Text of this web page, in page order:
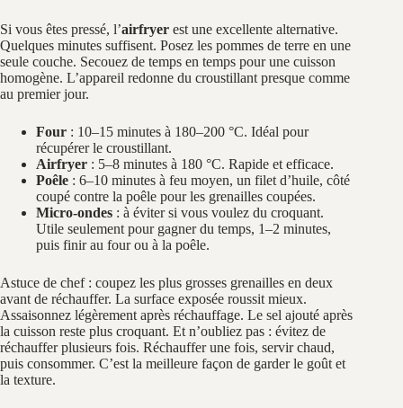
Si vous êtes pressé, l’airfryer est une excellente alternative.
Quelques minutes suffisent. Posez les pommes de terre en une
seule couche. Secouez de temps en temps pour une cuisson
homogène. L’appareil redonne du croustillant presque comme
au premier jour.
Four : 10–15 minutes à 180–200 °C. Idéal pour
récupérer le croustillant.
Airfryer : 5–8 minutes à 180 °C. Rapide et efficace.
Poêle : 6–10 minutes à feu moyen, un filet d’huile, côté
coupé contre la poêle pour les grenailles coupées.
Micro-ondes : à éviter si vous voulez du croquant.
Utile seulement pour gagner du temps, 1–2 minutes,
puis finir au four ou à la poêle.
Astuce de chef : coupez les plus grosses grenailles en deux
avant de réchauffer. La surface exposée roussit mieux.
Assaisonnez légèrement après réchauffage. Le sel ajouté après
la cuisson reste plus croquant. Et n’oubliez pas : évitez de
réchauffer plusieurs fois. Réchauffer une fois, servir chaud,
puis consommer. C’est la meilleure façon de garder le goût et
la texture.